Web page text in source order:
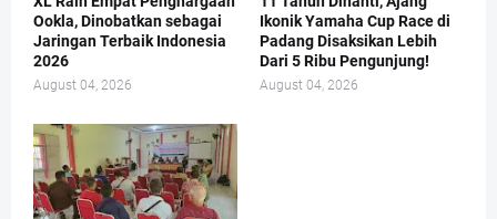
Ookla, Dinobatkan sebagai
Jaringan Terbaik Indonesia
2026
August 04, 2026
Ikonik Yamaha Cup Race di
Padang Disaksikan Lebih
Dari 5 Ribu Pengunjung!
August 04, 2026